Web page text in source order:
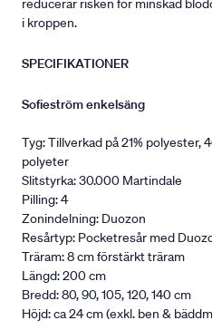
reducerar risken för minskad
i kroppen.
SPECIFIKATIONER
Sofieström enkelsäng
Tyg: Tillverkad på 21% polyester,
polyeter
Slitstyrka: 30.000 Martindale
Pilling: 4
Zonindelning: Duozon
Resårtyp: Pocketresår med
Träram: 8 cm förstärkt träram
Längd: 200 cm
Bredd: 80, 90, 105, 120, 140 cm
Höjd: ca 24 cm (exkl. ben &